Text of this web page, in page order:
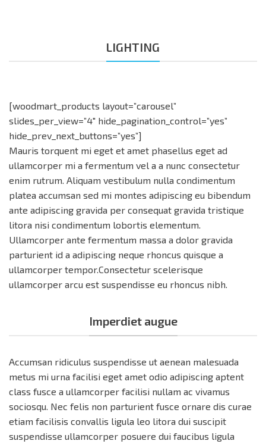
LIGHTING
[woodmart_products layout=”carousel”
slides_per_view=”4″ hide_pagination_control=”yes”
hide_prev_next_buttons=”yes”]
Mauris torquent mi eget et amet phasellus eget ad
ullamcorper mi a fermentum vel a a nunc consectetur
enim rutrum. Aliquam vestibulum nulla condimentum
platea accumsan sed mi montes adipiscing eu bibendum
ante adipiscing gravida per consequat gravida tristique
litora nisi condimentum lobortis elementum.
Ullamcorper ante fermentum massa a dolor gravida
parturient id a adipiscing neque rhoncus quisque a
ullamcorper tempor.Consectetur scelerisque
ullamcorper arcu est suspendisse eu rhoncus nibh.
Imperdiet augue
Accumsan ridiculus suspendisse ut aenean malesuada
metus mi urna facilisi eget amet odio adipiscing aptent
class fusce a ullamcorper facilisi nullam ac vivamus
sociosqu. Nec felis non parturient fusce ornare dis curae
etiam facilisis convallis ligula leo litora dui suscipit
suspendisse ullamcorper posuere dui faucibus ligula